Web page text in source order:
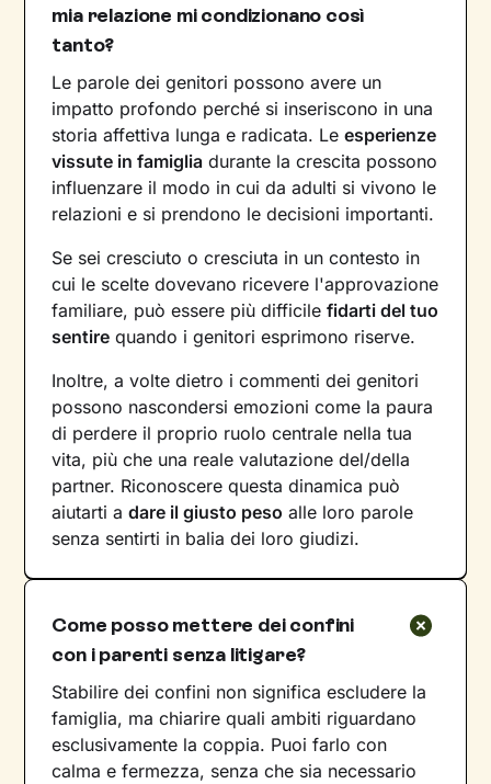
mia relazione mi condizionano così
tanto?
Le parole dei genitori possono avere un
impatto profondo perché si inseriscono in una
storia affettiva lunga e radicata. Leesperienze
vissute in famiglia durante la crescita possono
influenzare il modo in cui da adulti si vivono le
relazioni e si prendono le decisioni importanti.
Se sei cresciuto o cresciuta in un contesto in
cui le scelte dovevano ricevere l'approvazione
familiare, può essere più difficilefidarti del tuo
sentire quando i genitori esprimono riserve.
Inoltre, a volte dietro i commenti dei genitori
possono nascondersi emozioni come la paura
di perdere il proprio ruolo centrale nella tua
vita, più che una reale valutazione del/della
partner. Riconoscere questa dinamica può
aiutarti adare il giusto peso alle loro parole
senza sentirti in balia dei loro giudizi.
Come posso mettere dei confini
con i parenti senza litigare?
Stabilire dei confini non significa escludere la
famiglia, ma chiarire quali ambiti riguardano
esclusivamente la coppia. Puoi farlo con
calma e fermezza, senza che sia necessario